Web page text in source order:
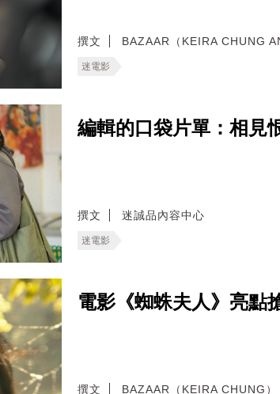
撰文 BAZAAR（KEIRA CHUNG
迷電影
編輯的口袋片單：相見
撰文 迷誠品內容中心
迷電影
電影《蜘蛛夫人》亮點
撰文 BAZAAR（KEIRA CHUNG）